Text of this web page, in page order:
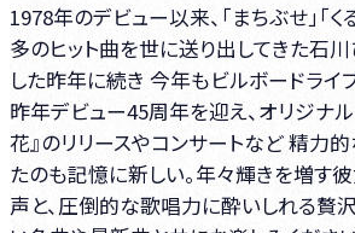
1978年のデビュー以来、「まちぶせ」「
多のヒット曲を世に送り出してきた石
した昨年に続き 今年もビルボードライ
昨年デビュー45周年を迎え、オリジナ
花』のリリースやコンサートなど 精力
たのも記憶に新しい。年々輝きを増す
声と、圧倒的な歌唱力に酔いしれる贅